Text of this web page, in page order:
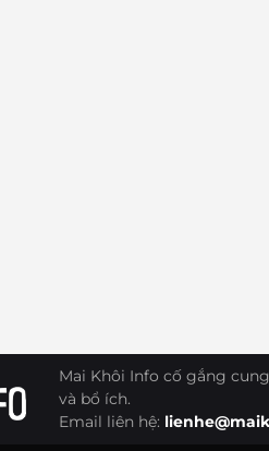
Mai Khôi Info cố gắng
và bổ ích.
Email liên hệ: